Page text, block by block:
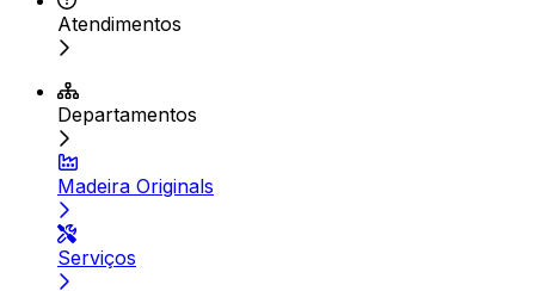
Atendimentos
Departamentos
Madeira Originals
Serviços